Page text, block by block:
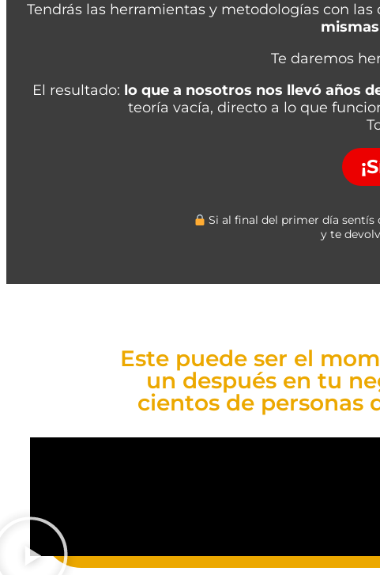
Tendrás las herramientas y metodologías con las
Te daremos
El resultado: lo que a nosotros nos llevó años
teoría vacía, directo a lo que
Si al final del primer día sentís
y te
Este puede ser el
un después en tu
cientos de personas